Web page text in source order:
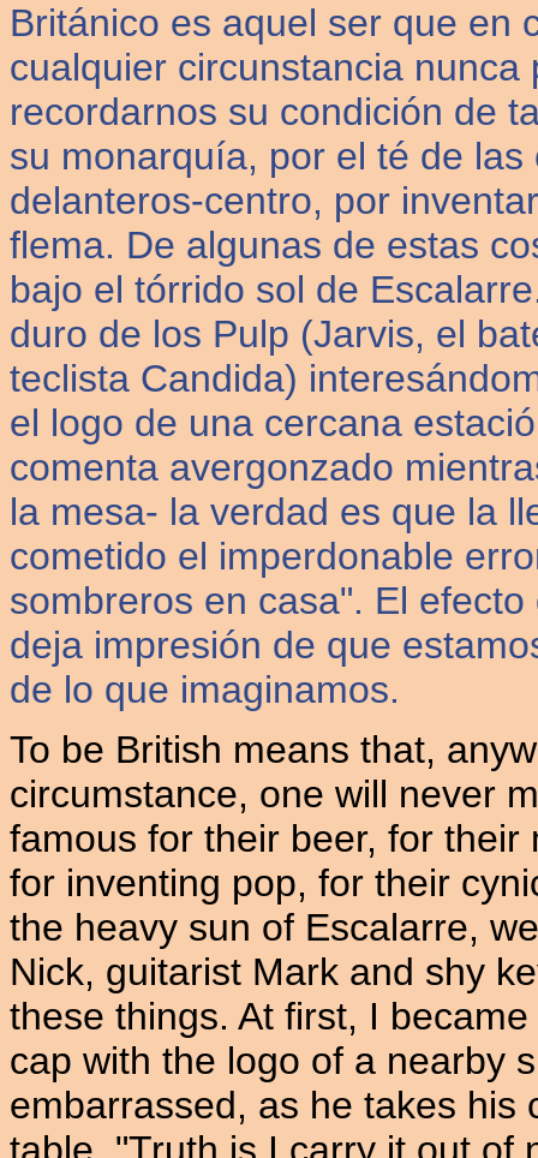
Británico es aquel ser que en
cualquier circunstancia
recordarnos su condición de
su monarquía, por el té de
delanteros-centro, por
flema. De algunas de estas
bajo el tórrido sol de
duro de los Pulp (Jarvis, el
teclista Candida)
el logo de una cercana
comenta avergonzado
la mesa- la verdad es que la
cometido el imperdonable
sombreros en casa". El
deja impresión de que
de lo que imaginamos.
To be British means that,
circumstance, one will never
famous for their beer, for
for inventing pop, for their
the heavy sun of Escalarre,
Nick, guitarist Mark and shy
these things. At first, I
cap with the logo of a nearby
embarrassed, as he takes his